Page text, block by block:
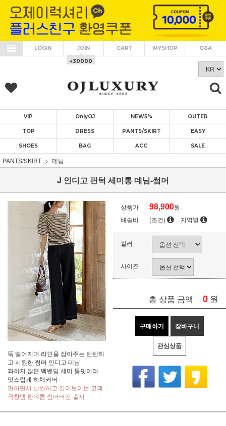
LOGIN JOIN
+30000
CART MYSHOP Q&A
VIP OnlyOJ NEW5% OUTER
TOP DRESS PANTS/SKIRT EASY
SHOES BAG ACC SALE
PANTS/SKIRT 데님
J 인디고 핀턱 세미통 데님-썸머
뚝 떨어지며 라인을 잡아주는 탄탄하
고 시원한 썸머 인디고 데님
과하지 않은 백밴딩 세미 통핏이라
멋스럽게 하체커버
편하면서 날씬하고 길어보이는 고객
극찬템 한여름 썸머버전 출시
상품가 98,900원
배송비
(조건) 지역별
컬러
사이즈
총 상품 금액 0 원
구매하기 장바구니
관심상품